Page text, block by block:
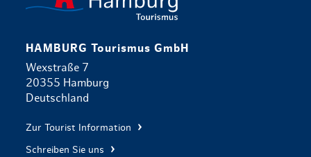
HAMBURG Tourismus GmbH
Wexstraße 7
20355 Hamburg
Deutschland
Zur Tourist Information
Schreiben Sie uns